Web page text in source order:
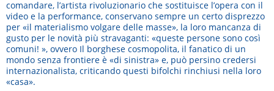
comandare, l’artista rivoluzionario che sostituisce l’opera con il
video e la performance, conservano sempre un certo disprezzo
per «il materialismo volgare delle masse», la loro mancanza di
gusto per le novità più stravaganti: «queste persone sono così
comuni! », ovvero Il borghese cosmopolita, il fanatico di un
mondo senza frontiere è «di sinistra» e, può persino credersi
internazionalista, criticando questi bifolchi rinchiusi nella loro
«casa».